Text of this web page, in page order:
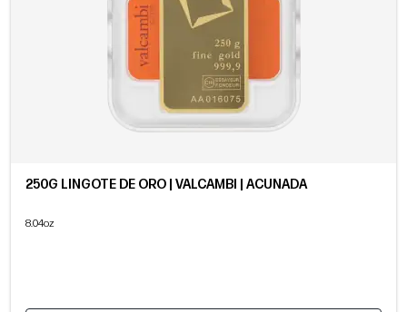
250G LINGOTE DE ORO | VALCAMBI | ACUÑADA
8.04oz